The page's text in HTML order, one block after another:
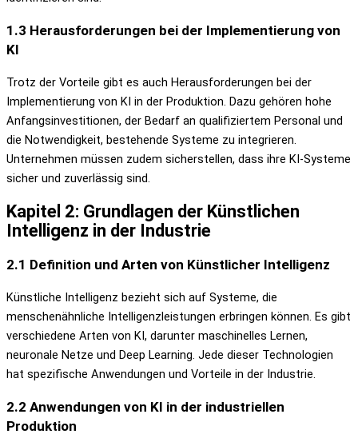
1.3 Herausforderungen bei der Implementierung von
KI
Trotz der Vorteile gibt es auch Herausforderungen bei der
Implementierung von KI in der Produktion. Dazu gehören hohe
Anfangsinvestitionen, der Bedarf an qualifiziertem Personal und
die Notwendigkeit, bestehende Systeme zu integrieren.
Unternehmen müssen zudem sicherstellen, dass ihre KI-Systeme
sicher und zuverlässig sind.
Kapitel 2: Grundlagen der Künstlichen
Intelligenz in der Industrie
2.1 Definition und Arten von Künstlicher Intelligenz
Künstliche Intelligenz bezieht sich auf Systeme, die
menschenähnliche Intelligenzleistungen erbringen können. Es gibt
verschiedene Arten von KI, darunter maschinelles Lernen,
neuronale Netze und Deep Learning. Jede dieser Technologien
hat spezifische Anwendungen und Vorteile in der Industrie.
2.2 Anwendungen von KI in der industriellen
Produktion